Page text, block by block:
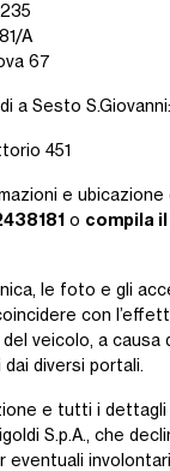
A
67
a Sesto S.Giovanni:
451
e
o compila
le foto e gli
con
veicolo, a causa
diversi portali.
e tutti i
S.p.A., che
eventuali